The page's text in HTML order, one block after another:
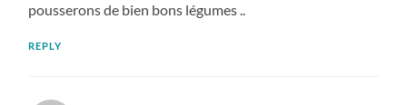
pousserons de bien bons légumes ..
REPLY